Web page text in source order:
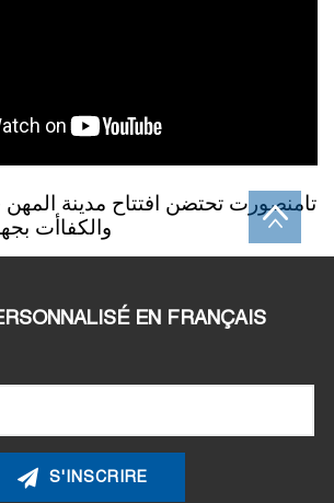
والكفاأت
EN FRANÇAIS